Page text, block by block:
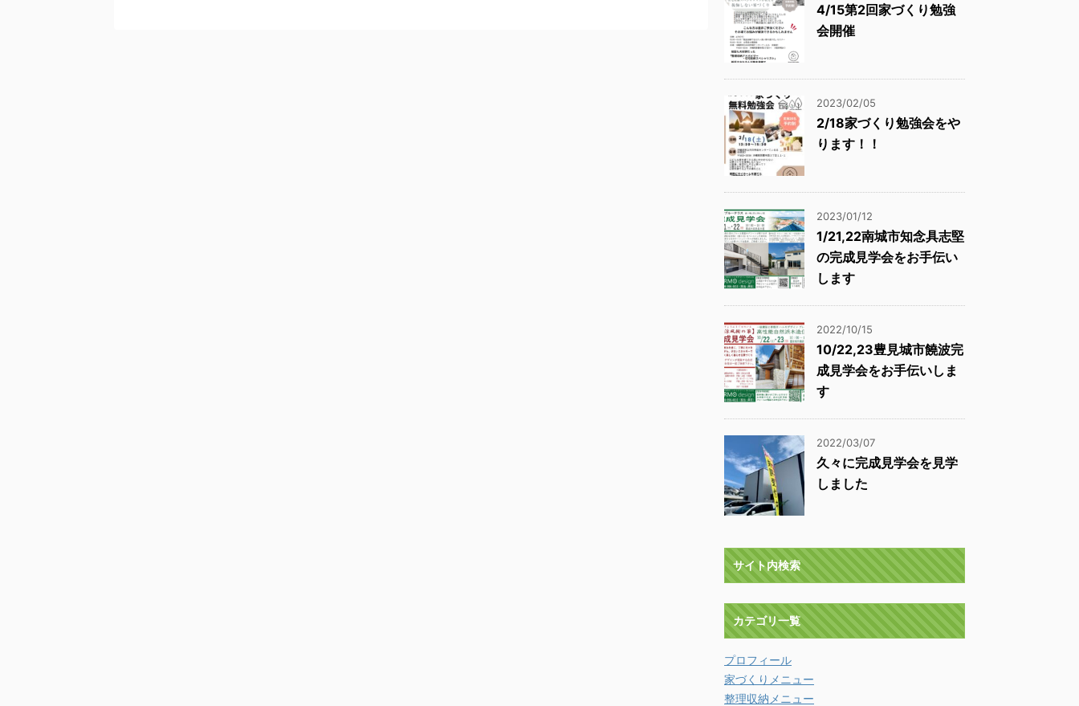
4/15第2回家づくり勉強
会開催
2023/02/05
2/18家づくり勉強会をや
ります！！
2023/01/12
1/21,22南城市知念具志堅
の完成見学会をお手伝い
します
2022/10/15
10/22,23豊見城市饒波完
成見学会をお手伝いしま
す
2022/03/07
久々に完成見学会を見学
しました
サイト内検索
カテゴリ一覧
プロフィール
家づくりメニュー
整理収納メニュー